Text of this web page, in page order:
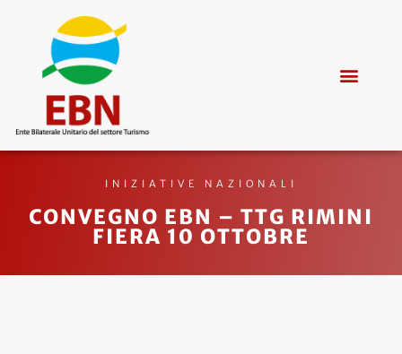
INIZIATIVE NAZIONALI
CONVEGNO EBN – TTG RIMINI
FIERA 10 OTTOBRE